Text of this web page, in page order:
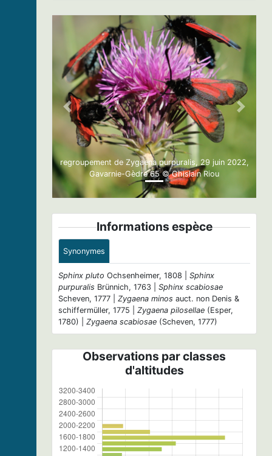
regroupement de Zygaena purpuralis, 29 juin 2022,
Gavarnie-Gèdre 65 © Ghislain Riou
Previous Next
Informations espèce
Synonymes
Sphinx pluto Ochsenheimer, 1808 | Sphinx
purpuralis Brünnich, 1763 | Sphinx scabiosae
Scheven, 1777 | Zygaena minos auct. non Denis &
schiffermüller, 1775 | Zygaena pilosellae (Esper,
1780) | Zygaena scabiosae (Scheven, 1777)
Observations par classes
d'altitudes